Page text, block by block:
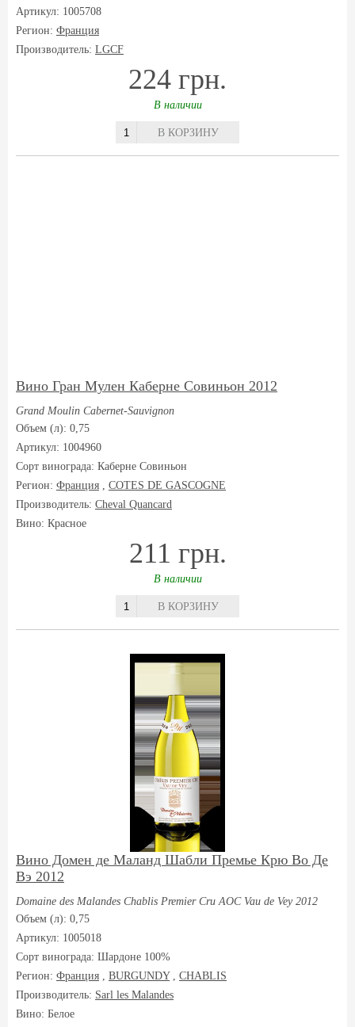
Артикул: 1005708
Регион: Франция
Производитель: LGCF
224 грн.
В наличии
В КОРЗИНУ
Вино Гран Мулен Каберне Совиньон 2012
Grand Moulin Cabernet-Sauvignon
Объем (л): 0,75
Артикул: 1004960
Сорт винограда: Каберне Совиньон
Регион: Франция , COTES DE GASCOGNE
Производитель: Cheval Quancard
Вино: Красное
211 грн.
В наличии
В КОРЗИНУ
Вино Домен де Маланд Шабли Премье Крю Во Де
Вэ 2012
Domaine des Malandes Chablis Premier Cru AOC Vau de Vey 2012
Объем (л): 0,75
Артикул: 1005018
Сорт винограда: Шардоне 100%
Регион: Франция , BURGUNDY, CHABLIS
Производитель: Sarl les Malandes
Вино: Белое